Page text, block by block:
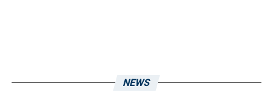
NEWS